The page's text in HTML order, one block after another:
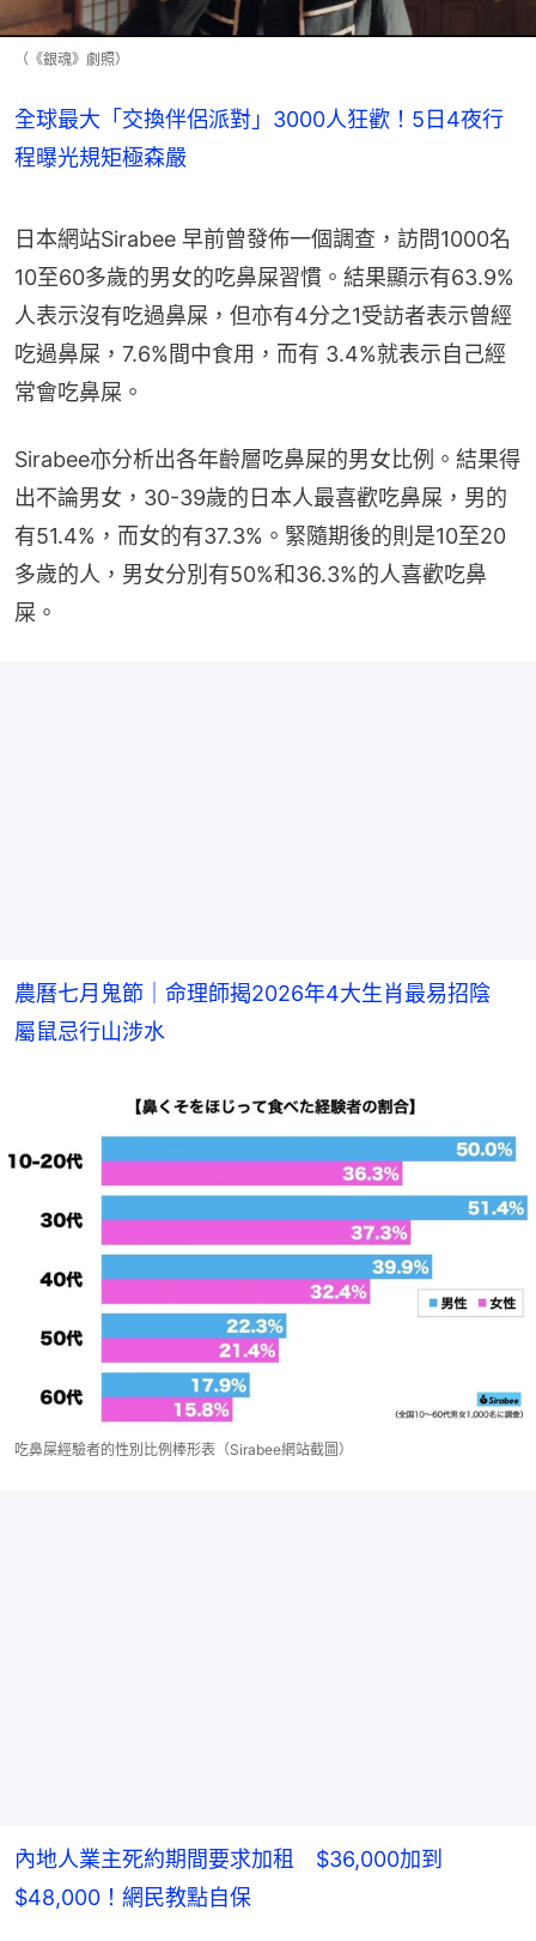
（《銀魂》劇照）
全球最大「交換伴侶派對」3000人狂歡！5日4夜行
程曝光規矩極森嚴
日本網站Sirabee 早前曾發佈一個調查，訪問1000名
10至60多歲的男女的吃鼻屎習慣。結果顯示有63.9%
人表示沒有吃過鼻屎，但亦有4分之1受訪者表示曾經
吃過鼻屎，7.6%間中食用，而有 3.4%就表示自己經
常會吃鼻屎。
Sirabee亦分析出各年齡層吃鼻屎的男女比例。結果得
出不論男女，30-39歲的日本人最喜歡吃鼻屎，男的
有51.4%，而女的有37.3%。緊隨期後的則是10至20
多歲的人，男女分別有50%和36.3%的人喜歡吃鼻
屎。
農曆七月鬼節｜命理師揭2026年4大生肖最易招陰
屬鼠忌行山涉水
吃鼻屎經驗者的性別比例棒形表（Sirabee網站截圖）
內地人業主死約期間要求加租 $36,000加到
$48,000！網民教點自保